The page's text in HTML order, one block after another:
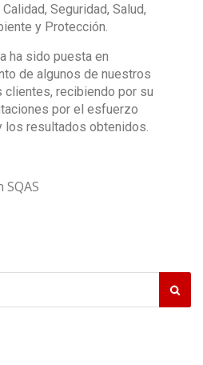
Seguridad, Salud,
y Protección.
ha sido puesta en
de algunos de nuestros
clientes, recibiendo por su
por el esfuerzo
los resultados obtenidos.